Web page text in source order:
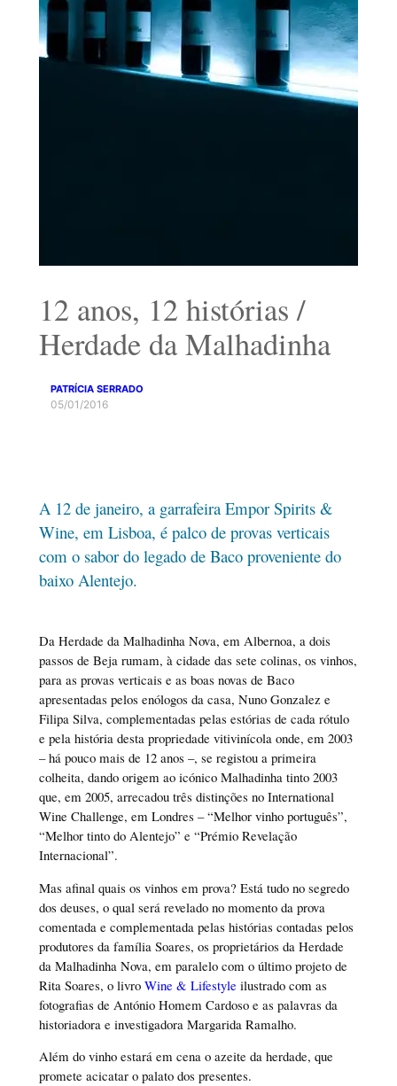
12 anos, 12 histórias /
Herdade da Malhadinha
PATRÍCIA SERRADO
05/01/2016
A 12 de janeiro, a garrafeira Empor Spirits &
Wine, em Lisboa, é palco de provas verticais
com o sabor do legado de Baco proveniente do
baixo Alentejo.
Da Herdade da Malhadinha Nova, em Albernoa, a dois
passos de Beja rumam, à cidade das sete colinas, os vinhos,
para as provas verticais e as boas novas de Baco
apresentadas pelos enólogos da casa, Nuno Gonzalez e
Filipa Silva, complementadas pelas estórias de cada rótulo
e pela história desta propriedade vitivinícola onde, em 2003
– há pouco mais de 12 anos –, se registou a primeira
colheita, dando origem ao icónico Malhadinha tinto 2003
que, em 2005, arrecadou três distinções no International
Wine Challenge, em Londres – “Melhor vinho português”,
“Melhor tinto do Alentejo” e “Prémio Revelação
Internacional”.
Mas afinal quais os vinhos em prova? Está tudo no segredo
dos deuses, o qual será revelado no momento da prova
comentada e complementada pelas histórias contadas pelos
produtores da família Soares, os proprietários da Herdade
da Malhadinha Nova, em paralelo com o último projeto de
Rita Soares, o livro Wine & Lifestyle ilustrado com as
fotografias de António Homem Cardoso e as palavras da
historiadora e investigadora Margarida Ramalho.
Além do vinho estará em cena o azeite da herdade, que
promete acicatar o palato dos presentes.